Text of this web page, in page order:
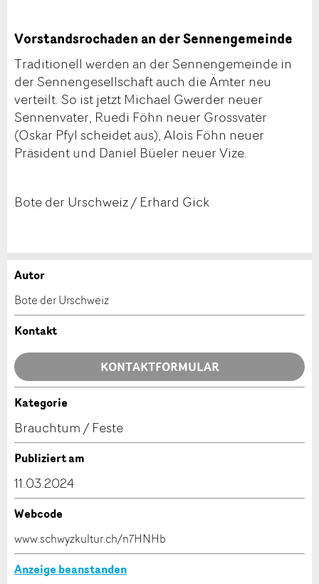
Vorstandsrochaden an der Sennengemeinde
Traditionell werden an der Sennengemeinde in
der Sennengesellschaft auch die Ämter neu
verteilt. So ist jetzt Michael Gwerder neuer
Sennenvater, Ruedi Föhn neuer Grossvater
(Oskar Pfyl scheidet aus), Alois Föhn neuer
Präsident und Daniel Büeler neuer Vize.
Bote der Urschweiz / Erhard Gick
Anzeige beanstanden
Ihr Feedback wird sehr geschätzt!
Allgemeines Feedback
Anzeige nicht mehr gültig
Anzeige unvollständig
Anzeige weiterempfehlen
Empfehlen Sie diese Anzeige an Freunde weiter.
* Eingabe erforderlich
ANZEIGE WEITEREMPFEHLEN
Autor
Bote der Urschweiz
Kontakt
KONTAKTFORMULAR
Kontakt
Verfassen Sie eine Nachricht für die Kontaktpersonen
Kategorie
Brauchtum / Feste
Publiziert am
11.03.2024
Webcode
www.schwyzkultur.ch/n7HNHb
Anzeige beanstanden